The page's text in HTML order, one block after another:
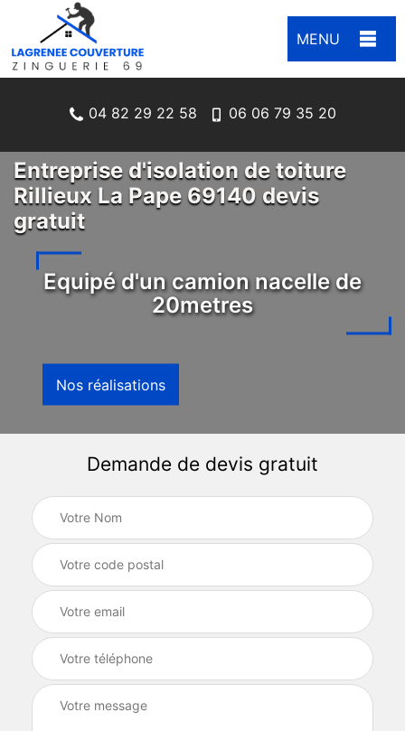
MENU
04 82 29 22 58 06 06 79 35 20
Entreprise d'isolation de toiture
Rillieux La Pape 69140 devis
gratuit
Equipé d'un camion nacelle de
20metres
Nos réalisations
Demande de devis gratuit